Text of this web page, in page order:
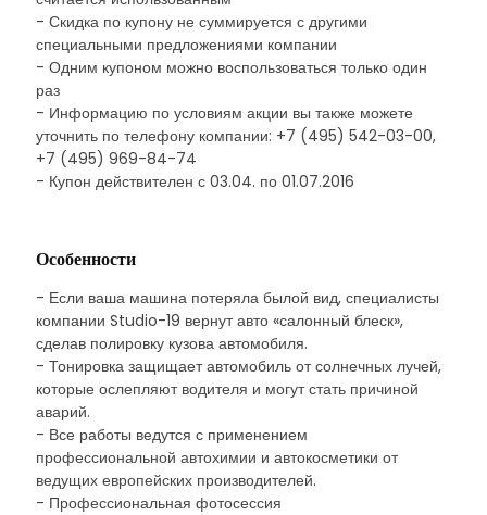
- Скидка по купону не суммируется с другими
специальными предложениями компании
- Одним купоном можно воспользоваться только один
раз
- Информацию по условиям акции вы также можете
уточнить по телефону компании: +7 (495) 542-03-00,
+7 (495) 969-84-74
- Купон действителен с 03.04. по 01.07.2016
Особенности
- Если ваша машина потеряла былой вид, специалисты
компании Studio-19 вернут авто «салонный блеск»,
сделав полировку кузова автомобиля.
- Тонировка защищает автомобиль от солнечных лучей,
которые ослепляют водителя и могут стать причиной
аварий.
- Все работы ведутся с применением
профессиональной автохимии и автокосметики от
ведущих европейских производителей.
- Профессиональная фотосессия